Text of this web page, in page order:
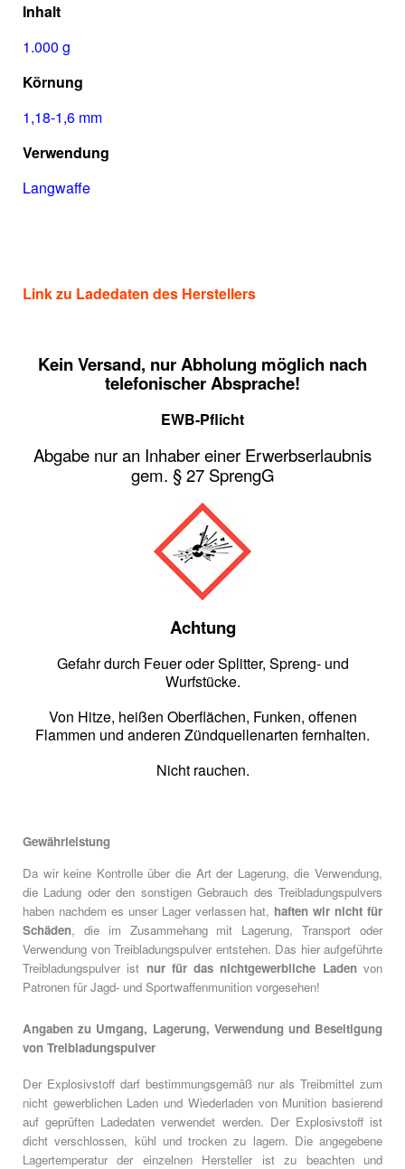
Inhalt
1.000 g
Körnung
1,18-1,6 mm
Verwendung
Langwaffe
Link zu Ladedaten des Herstellers
Kein Versand, nur Abholung möglich nach
telefonischer Absprache!
EWB-Pflicht
Abgabe nur an Inhaber einer Erwerbserlaubnis
gem. § 27 SprengG
Achtung
Gefahr durch Feuer oder Splitter, Spreng- und
Wurfstücke.
Von Hitze, heißen Oberflächen, Funken, offenen
Flammen und anderen Zündquellenarten fernhalten.
Nicht rauchen.
Gewährleistung
Da wir keine Kontrolle über die Art der Lagerung, die Verwendung,
die Ladung oder den sonstigen Gebrauch des Treibladungspulvers
haben nachdem es unser Lager verlassen hat, haften wir nicht für
Schäden, die im Zusammehang mit Lagerung, Transport oder
Verwendung von Treibladungspulver entstehen. Das hier aufgeführte
Treibladungspulver ist nur für das nichtgewerbliche Ladenvon
Patronen für Jagd- und Sportwaffenmunition vorgesehen!
Angaben zu Umgang, Lagerung, Verwendung und Beseitigung
von Treibladungspulver
Der Explosivstoff darf bestimmungsgemäß nur als Treibmittel zum
nicht gewerblichen Laden und Wiederladen von Munition basierend
auf geprüften Ladedaten verwendet werden. Der Explosivstoff ist
dicht verschlossen, kühl und trocken zu lagern. Die angegebene
Lagertemperatur der einzelnen Hersteller ist zu beachten und